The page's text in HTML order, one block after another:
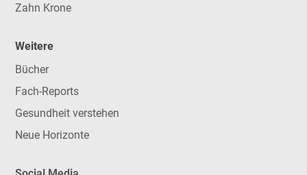
Zahn Krone
Weitere
Bücher
Fach-Reports
Gesundheit verstehen
Neue Horizonte